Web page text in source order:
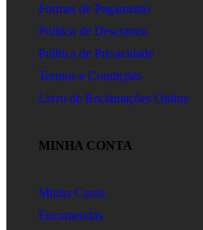
Formas de Pagamento
Política de Descontos
Política de Privacidade
Termos e Condições
Livro de Reclamações Online
MINHA CONTA
Minha Conta
Encomendas